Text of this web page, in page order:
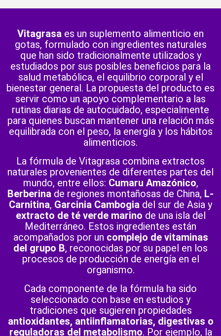
Vitagrasa es un suplemento alimenticio en
gotas, formulado con ingredientes naturales
que han sido tradicionalmente utilizados y
estudiados por sus posibles beneficios para la
salud metabólica, el equilibrio corporal y el
bienestar general. La propuesta del producto es
servir como un apoyo complementario a las
rutinas diarias de autocuidado, especialmente
para quienes buscan mantener una relación más
equilibrada con el peso, la energía y los hábitos
alimenticios.
La fórmula de Vitagrasa combina extractos
naturales provenientes de diferentes partes del
mundo, entre ellos: Cumaru Amazónico,
Berberina de regiones montañosas de China, L-
Carnitina, Garcinia Cambogia del sur de Asia y
extracto de té verde marino de una isla del
Mediterráneo. Estos ingredientes están
acompañados por un complejo de vitaminas
del grupo B, reconocidas por su papel en los
procesos de producción de energía en el
organismo.
Cada componente de la fórmula ha sido
seleccionado con base en estudios y
tradiciones que sugieren propiedades
antioxidantes, antiinflamatorias, digestivas o
reguladoras del metabolismo. Por ejemplo, la